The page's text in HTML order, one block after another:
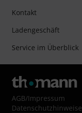
Kontakt
Ladengeschäft
Service im Überblick
AGB/Impressum
Datenschutzhinweise